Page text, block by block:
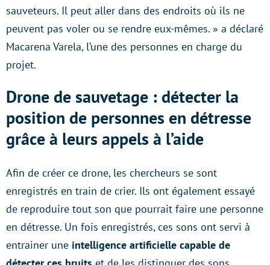
sauveteurs. Il peut aller dans des endroits où ils ne
peuvent pas voler ou se rendre eux-mêmes. » a déclaré
Macarena Varela, l’une des personnes en charge du
projet.
Drone de sauvetage : détecter la
position de personnes en détresse
grâce à leurs appels à l’aide
Afin de créer ce drone, les chercheurs se sont
enregistrés en train de crier. Ils ont également essayé
de reproduire tout son que pourrait faire une personne
en détresse. Un fois enregistrés, ces sons ont servi à
entrainer une intelligence artificielle capable de